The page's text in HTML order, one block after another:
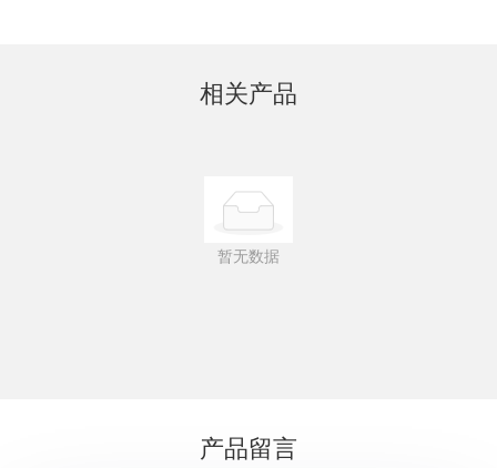
相关产品
暂无数据
产品留言